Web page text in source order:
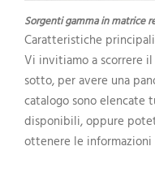
Sorgenti gamma in matrice
Caratteristiche
Vi invitiamo a scorrere
sotto, per avere una
catalogo sono
disponibili, oppure
ottenere le informazioni